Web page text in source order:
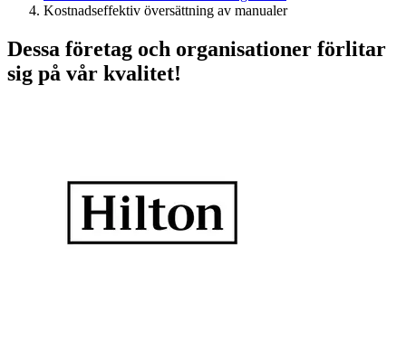
Kostnadseffektiv översättning av manualer
Dessa företag och organisationer förlitar
sig på vår kvalitet!